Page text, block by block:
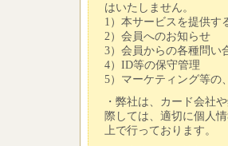
はいたしません。
1）本サービスを提供す
2）会員へのお知らせ
3）会員からの各種問い
4）ID等の保守管理
5）マーケティング等の
・弊社は、カード会社
際しては、適切に個人
上で行っております。